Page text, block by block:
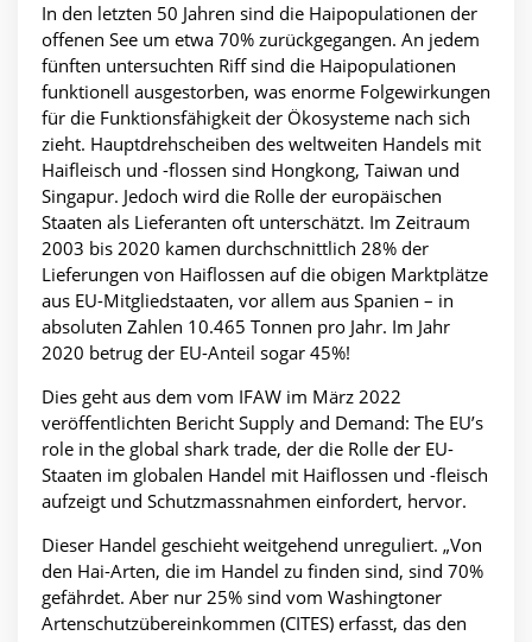
In den letzten 50 Jahren sind die Haipopulationen der
offenen See um etwa 70% zurückgegangen. An jedem
fünften untersuchten Riff sind die Haipopulationen
funktionell ausgestorben, was enorme Folgewirkungen
für die Funktionsfähigkeit der Ökosysteme nach sich
zieht. Hauptdrehscheiben des weltweiten Handels mit
Haifleisch und -flossen sind Hongkong, Taiwan und
Singapur. Jedoch wird die Rolle der europäischen
Staaten als Lieferanten oft unterschätzt. Im Zeitraum
2003 bis 2020 kamen durchschnittlich 28% der
Lieferungen von Haiflossen auf die obigen Marktplätze
aus EU-Mitgliedstaaten, vor allem aus Spanien – in
absoluten Zahlen 10.465 Tonnen pro Jahr. Im Jahr
2020 betrug der EU-Anteil sogar 45%!
Dies geht aus dem vom IFAW im März 2022
veröffentlichten Bericht Supply and Demand: The EU’s
role in the global shark trade, der die Rolle der EU-
Staaten im globalen Handel mit Haiflossen und -fleisch
aufzeigt und Schutzmassnahmen einfordert, hervor.
Dieser Handel geschieht weitgehend unreguliert. „Von
den Hai-Arten, die im Handel zu finden sind, sind 70%
gefährdet. Aber nur 25% sind vom Washingtoner
Artenschutzübereinkommen (CITES) erfasst, das den